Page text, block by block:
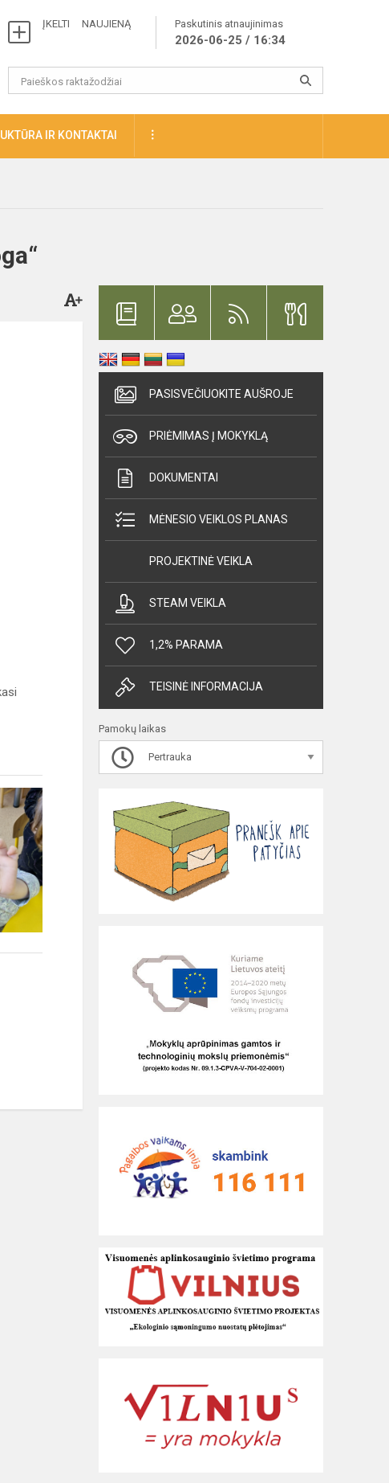
ĮKELTI NAUJIENĄ Paskutinis atnaujinimas
2026-06-25 / 16:34
IR KONTAKTAI
PASISVEČIUOKITE AUŠROJE
PRIĖMIMAS Į MOKYKLĄ
DOKUMENTAI
MĖNESIO VEIKLOS PLANAS
PROJEKTINĖ VEIKLA
STEAM VEIKLA
1,2% PARAMA
TEISINĖ INFORMACIJA
Pamokų laikas
Pertrauka